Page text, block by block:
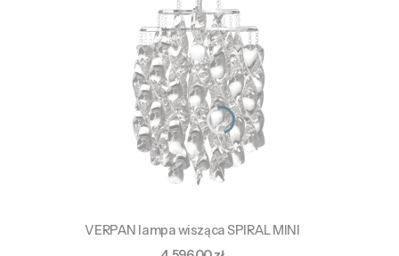
VERPAN lampa wisząca SPIRAL MINI